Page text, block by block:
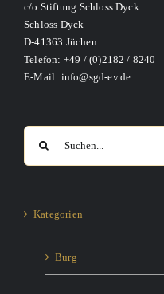
c/o Stiftung Schloss Dyck
Schloss Dyck
D-41363 Jüchen
Telefon: +49 / (0)2182 / 8240
E-Mail: info@sgd-ev.de
Suche
nach:
Kategorien
Burg